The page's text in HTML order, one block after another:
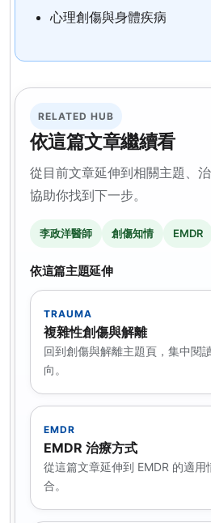
心理創傷與身體疾病
RELATED HUB
依這篇文章繼續看
從目前文章延伸到相關主題、
協助你找到下一步。
李政洋醫師 創傷知情 EMDR
依這篇主題延伸
TRAUMA
複雜性創傷與解離
回到創傷與解離主題頁，集中閱
向。
EMDR
EMDR 治療方式
從這篇文章延伸到 EMDR 的適用
合。